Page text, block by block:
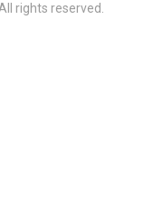
rights reserved.